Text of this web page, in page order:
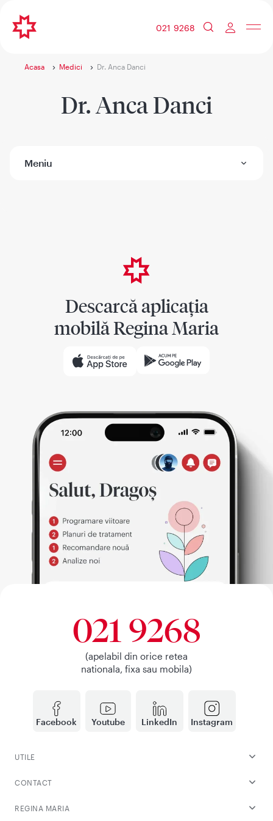
021 9268
Acasa Medici Dr. Anca Danci
Dr. Anca Danci
Meniu
Descarcă aplicația
mobilă Regina Maria
Facebook Youtube LinkedIn Instagram
021 9268
(apelabil din orice retea
nationala, fixa sau mobila)
UTILE
CONTACT
REGINA MARIA